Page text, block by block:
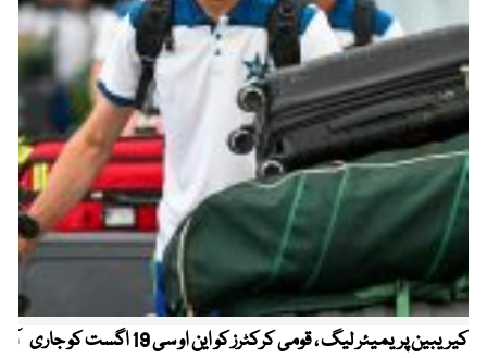
کیریبین پریمیئر لیگ ، قومی کرکٹرز کو این او سی 19 اگست کو جاری